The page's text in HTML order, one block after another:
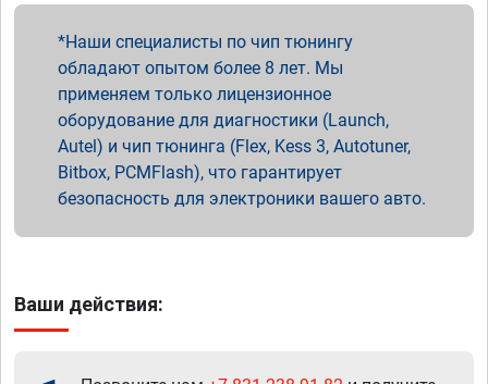
Наши специалисты по чип тюнингу
обладают опытом более 8 лет. Мы
применяем только лицензионное
оборудование для диагностики (Launch,
Autel) и чип тюнинга (Flex, Kess 3, Autotuner,
Bitbox, PCMFlash), что гарантирует
безопасность для электроники вашего авто.
Ваши действия: